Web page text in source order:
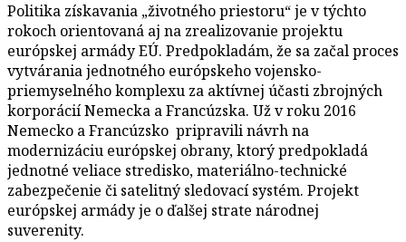
Politika získavania „životného priestoru“ je v týchto
rokoch orientovaná aj na zrealizovanie projektu
európskej armády EÚ. Predpokladám, že sa začal proces
vytvárania jednotného európskeho vojensko-
priemyselného komplexu za aktívnej účasti zbrojných
korporácií Nemecka a Francúzska. Už v roku 2016
Nemecko a Francúzsko pripravili návrh na
modernizáciu európskej obrany, ktorý predpokladá
jednotné veliace stredisko, materiálno-technické
zabezpečenie či satelitný sledovací systém. Projekt
európskej armády je o ďalšej strate národnej
suverenity.